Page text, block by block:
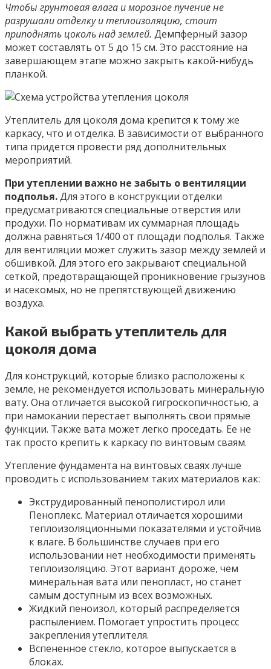
Чтобы грунтовая влага и морозное пучение не
разрушали отделку и теплоизоляцию, стоит
приподнять цоколь над землей. Демпферный зазор
может составлять от 5 до 15 см. Это расстояние на
завершающем этапе можно закрыть какой-нибудь
планкой.
Утеплитель для цоколя дома крепится к тому же
каркасу, что и отделка. В зависимости от выбранного
типа придется провести ряд дополнительных
мероприятий.
При утеплении важно не забыть о вентиляции
подполья.Для этого в конструкции отделки
предусматриваются специальные отверстия или
продухи. По нормативам их суммарная площадь
должна равняться 1/400 от площади подполья. Также
для вентиляции может служить зазор между землей и
обшивкой. Для этого его закрывают специальной
сеткой, предотвращающей проникновение грызунов
и насекомых, но не препятствующей движению
воздуха.
Какой выбрать утеплитель для
цоколя дома
Для конструкций, которые близко расположены к
земле, не рекомендуется использовать минеральную
вату. Она отличается высокой гигроскопичностью, а
при намокании перестает выполнять свои прямые
функции. Также вата может легко проседать. Ее не
так просто крепить к каркасу по винтовым сваям.
Утепление фундамента на винтовых сваях лучше
проводить с использованием таких материалов как:
Экструдированный пенополистирол или
Пеноплекс. Материал отличается хорошими
теплоизоляционными показателями и устойчив
к влаге. В большинстве случаев при его
использовании нет необходимости применять
теплоизоляцию. Этот вариант дороже, чем
минеральная вата или пенопласт, но станет
самым доступным из всех возможных.
Жидкий пеноизол, который распределяется
распылением. Помогает упростить процесс
закрепления утеплителя.
Вспененное стекло, которое выпускается в
блоках.